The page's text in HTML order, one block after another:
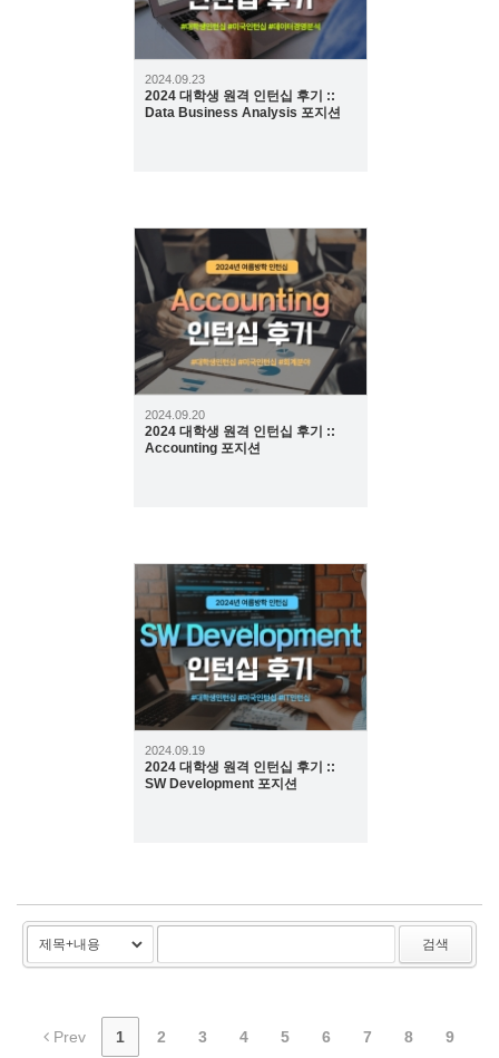
2024.09.23
2024 대학생 원격 인턴십 후기 ::
Data Business Analysis 포지션
288
2024.09.20
2024 대학생 원격 인턴십 후기 ::
Accounting 포지션
260
2024.09.19
2024 대학생 원격 인턴십 후기 ::
SW Development 포지션
검색
Prev 1 2 3 4 5 6 7 8 9